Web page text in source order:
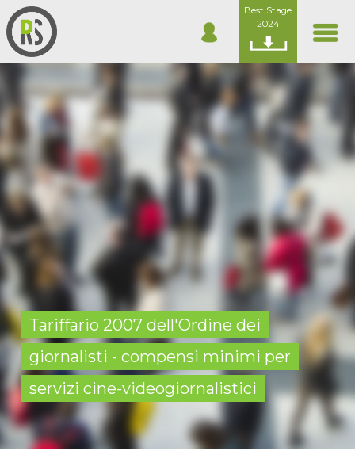
Best Stage
2024
Tariffario 2007 dell'Ordine dei
giornalisti - compensi minimi per
servizi cine-videogiornalistici